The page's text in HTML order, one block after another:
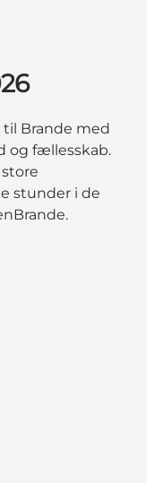
Brande med
og fællesskab.
stunder i de
on_map